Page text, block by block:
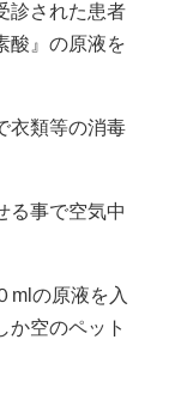
診された患者
酸』の原液を
衣類等の消毒
る事で空気中
mlの原液を入
か空のペット